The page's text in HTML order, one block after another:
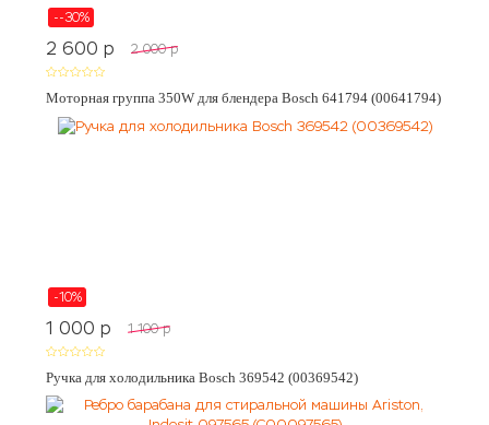
--30%
2 600 p 2 000 p
Моторная группа 350W для блендера Bosch 641794 (00641794)
-10%
1 000 p 1 100 p
Ручка для холодильника Bosch 369542 (00369542)